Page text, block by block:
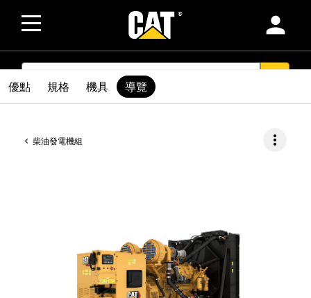
person
SEARCH
柴油發電機組 more_vert
優點 規格 機具 導覽